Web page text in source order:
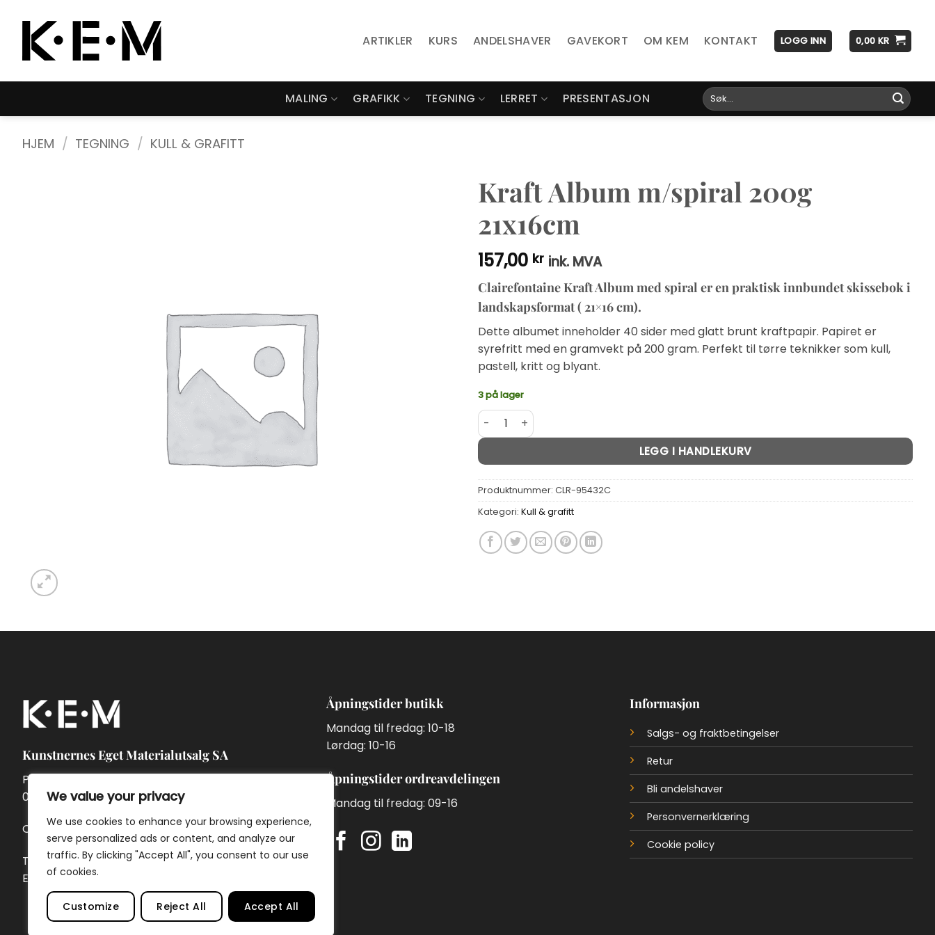
We value your privacy
We use cookies to enhance your browsing experience,
serve personalized ads or content, and analyze our
traffic. By clicking "Accept All", you consent to our use
of cookies.
Customize Reject All Accept All
content
ARTIKLER KURS ANDELSHAVER GAVEKORT OM KEM KONTAKT LOGG INN 0,00 KR
MALING GRAFIKK TEGNING LERRET PRESENTASJON
Søk
etter:
HJEM / TEGNING / KULL & GRAFITT
Kraft Album m/spiral 200g
21x16cm
157,00 kr ink. MVA
Clairefontaine Kraft Album med spiral er en praktisk innbundet skissebok i
landskapsformat ( 21×16 cm).
Dette albumet inneholder 40 sider med glatt brunt kraftpapir. Papiret er
syrefritt med en gramvekt på 200 gram. Perfekt til tørre teknikker som kull,
pastell, kritt og blyant.
3 på lager
Kraft Album m/spiral 200g 21x16cm antall
LEGG I HANDLEKURV
Alternative:
Produktnummer: CLR-95432C
Kategori: Kull & grafitt
Kunstnernes Eget Materialutsalg SA
Pontoppidans gate 7A
0462 Oslo
Org.nr. 957 874 142
Telefon:23 32 69 40
E-post:ordre@kem.no
Åpningstider butikk
Mandag til fredag: 10-18
Lørdag: 10-16
Åpningstider ordreavdelingen
Mandag til fredag: 09-16
Informasjon
Salgs- og fraktbetingelser
Retur
Bli andelshaver
Personvernerklæring
Cookie policy